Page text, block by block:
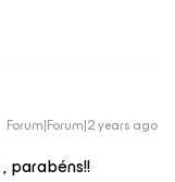
Forum|Forum|2 years ago
, parabéns!!